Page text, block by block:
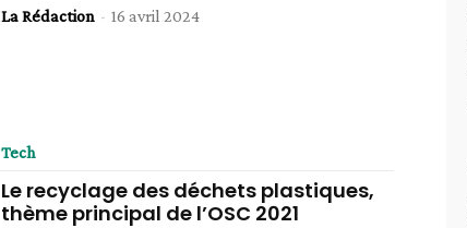
La Rédaction - 16 avril 2024
Tech
Le recyclage des déchets plastiques,
thème principal de l’OSC 2021